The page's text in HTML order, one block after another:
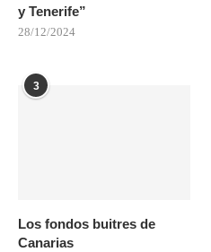
y Tenerife”
28/12/2024
3
Los fondos buitres de
Canarias